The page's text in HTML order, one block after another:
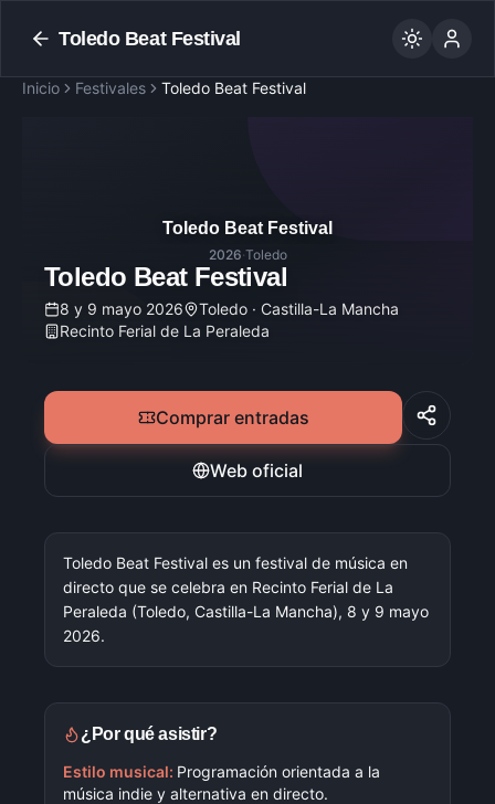
Toledo Beat Festival
Inicio Festivales Toledo Beat Festival
Toledo Beat Festival
2026·Toledo
Toledo Beat Festival
8 y 9 mayo 2026
Toledo · Castilla-La Mancha
Recinto Ferial de La Peraleda
Comprar entradas
Web oficial
Toledo Beat Festival es un festival de música en
directo que se celebra en Recinto Ferial de La
Peraleda (Toledo, Castilla-La Mancha), 8 y 9 mayo
2026.
¿Por qué asistir?
Estilo musical: Programación orientada a la
música indie y alternativa en directo.